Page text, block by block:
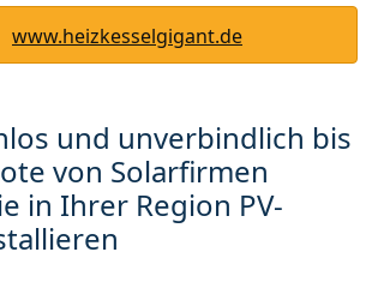
www.heizkesselgigant.de
und unverbindlich bis
von Solarfirmen
in Ihrer Region PV-